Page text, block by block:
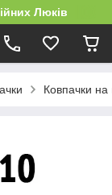
Люків
Ковпачки на